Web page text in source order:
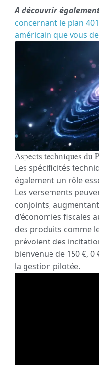
A découvrir
concernant le plan
américain que vous
Aspects techniques du
Les spécificités
également un rôle
Les versements
conjoints,
d’économies fiscales
des produits comme
prévoient des
bienvenue de 150 €, 0
la gestion pilotée.